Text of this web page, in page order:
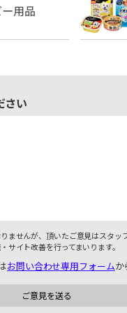
さい
ませんが、頂いたご意見はスタッ
サイト改善を行ってまいります。
お問い合わせ専用フォームか